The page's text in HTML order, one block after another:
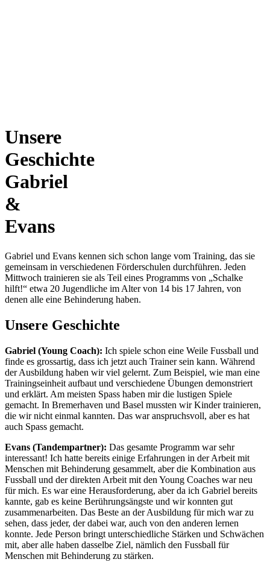
Unsere
Geschichte
Gabriel
&
Evans
Gabriel und Evans kennen sich schon lange vom Training, das sie
gemeinsam in verschiedenen Förderschulen durchführen. Jeden
Mittwoch trainieren sie als Teil eines Programms von „Schalke
hilft!“ etwa 20 Jugendliche im Alter von 14 bis 17 Jahren, von
denen alle eine Behinderung haben.
Unsere Geschichte
Gabriel (Young Coach): Ich spiele schon eine Weile Fussball und
finde es grossartig, dass ich jetzt auch Trainer sein kann. Während
der Ausbildung haben wir viel gelernt. Zum Beispiel, wie man eine
Trainingseinheit aufbaut und verschiedene Übungen demonstriert
und erklärt. Am meisten Spass haben mir die lustigen Spiele
gemacht. In Bremerhaven und Basel mussten wir Kinder trainieren,
die wir nicht einmal kannten. Das war anspruchsvoll, aber es hat
auch Spass gemacht.
Evans (Tandempartner): Das gesamte Programm war sehr
interessant! Ich hatte bereits einige Erfahrungen in der Arbeit mit
Menschen mit Behinderung gesammelt, aber die Kombination aus
Fussball und der direkten Arbeit mit den Young Coaches war neu
für mich. Es war eine Herausforderung, aber da ich Gabriel bereits
kannte, gab es keine Berührungsängste und wir konnten gut
zusammenarbeiten. Das Beste an der Ausbildung für mich war zu
sehen, dass jeder, der dabei war, auch von den anderen lernen
konnte. Jede Person bringt unterschiedliche Stärken und Schwächen
mit, aber alle haben dasselbe Ziel, nämlich den Fussball für
Menschen mit Behinderung zu stärken.